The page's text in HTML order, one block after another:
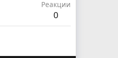
Реакции
0